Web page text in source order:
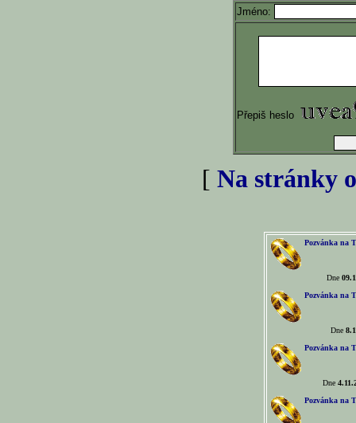
Jméno:
Přepiš heslo
[ Na stránky
Pozvánka na
Dne
Pozvánka na
Dne
Pozvánka na
Dne
Pozvánka na